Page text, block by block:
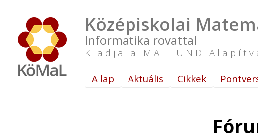
Középiskolai
Informatika rovattal
Kiadja a MATFUND
A lap Aktuális Cikkek